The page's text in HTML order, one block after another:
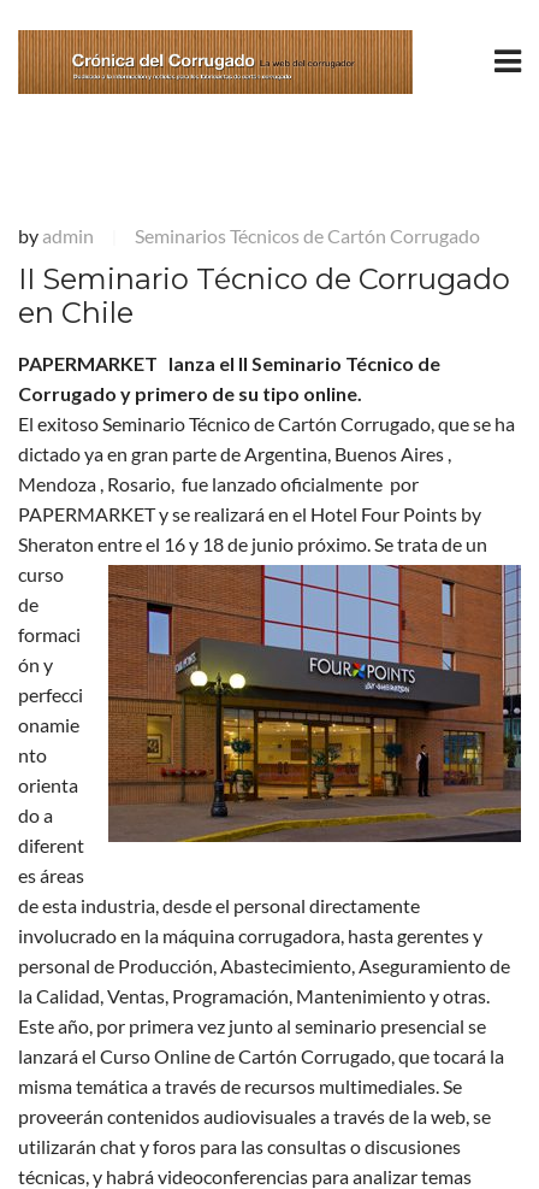
by admin Seminarios Técnicos de Cartón Corrugado
II Seminario Técnico de Corrugado
en Chile
PAPERMARKET lanza el II Seminario Técnico de
Corrugado y primero de su tipo online.
El exitoso Seminario Técnico de Cartón Corrugado, que se ha
dictado ya en gran parte de Argentina, Buenos Aires ,
Mendoza , Rosario, fue lanzado oficialmente por
PAPERMARKET y se realizará en el Hotel Four Points by
Sheraton entre el 16 y 18 de junio próximo.Se trata de un
curso
de
formaci
ón y
perfecci
onamie
nto
orienta
do a
diferent
es áreas
de esta industria, desde el personal directamente
involucrado en la máquina corrugadora, hasta gerentes y
personal de Producción, Abastecimiento, Aseguramiento de
la Calidad, Ventas, Programación, Mantenimiento y otras.
Este año, por primera vez junto al seminario presencial se
lanzará el Curso Online de Cartón Corrugado, que tocará la
misma temática a través de recursos multimediales. Se
proveerán contenidos audiovisuales a través de la web, se
utilizarán chat y foros para las consultas o discusiones
técnicas, y habrá videoconferencias para analizar temas